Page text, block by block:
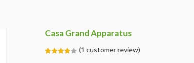
Casa Grand Apparatus
(1 customer review)